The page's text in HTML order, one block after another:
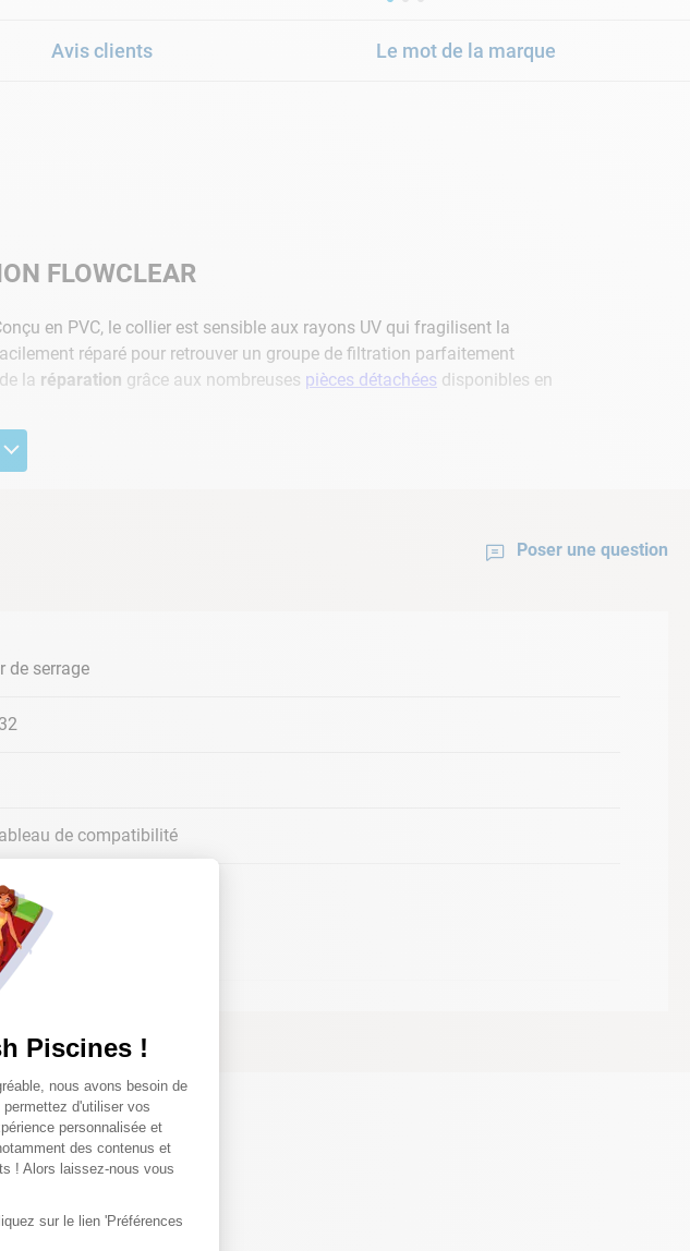
Avis clients Le mot de la marque
FLOWCLEAR
en PVC, le collier est sensible aux rayons UV qui fragilisent la
réparé pour retrouver un groupe de filtration parfaitement
la réparation grâce aux nombreuses pièces détachées disponibles en
3.785 M3/H
5.678 M3/H
58497
7.571 M3/H
58499
Poser une question
de serrage
de compatibilité
Piscines !
Consentement : Personnalisez vos Options
nous avons besoin de
d'utiliser vos
personnalisée et
des contenus et
! Alors laissez-nous vous
sur le lien 'Préférences